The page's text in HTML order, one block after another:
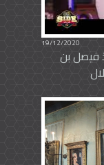
19/12/2020
فيصل بن